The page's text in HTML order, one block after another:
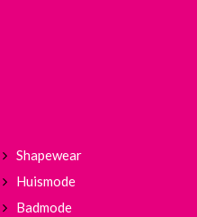
Shapewear
Huismode
Badmode